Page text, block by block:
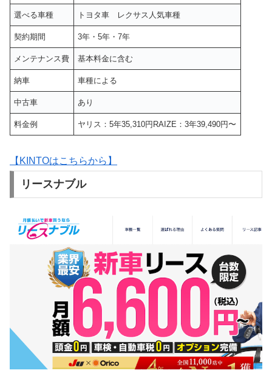
選べる車種 トヨタ車 レクサス人気車種
契約期間 3年・5年・7年
メンテナンス費 基本料金に含む
納車 車種による
中古車 あり
料金例 ヤリス：5年35,310円RAIZE：3年39,490円〜
【KINTOはこちらから】
リースナブル